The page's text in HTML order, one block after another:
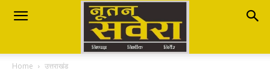
Nutan
Savera
Home उत्तराखंड